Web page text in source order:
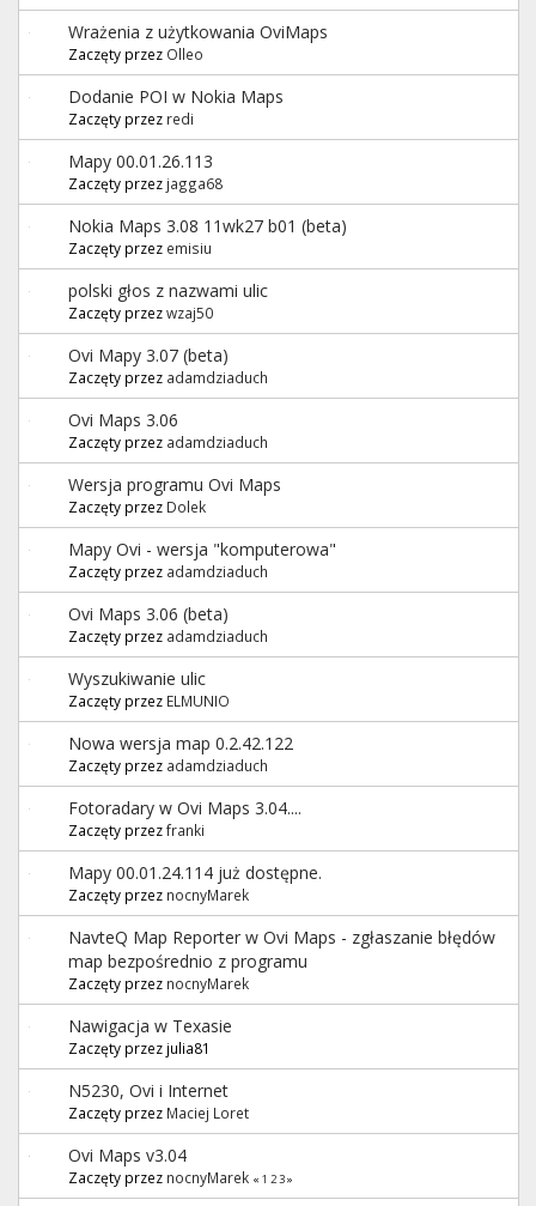
Wrażenia z użytkowania OviMaps
Zaczęty przez Olleo
Dodanie POI w Nokia Maps
Zaczęty przez redi
Mapy 00.01.26.113
Zaczęty przez jagga68
Nokia Maps 3.08 11wk27 b01 (beta)
Zaczęty przez emisiu
polski głos z nazwami ulic
Zaczęty przezwzaj50
Ovi Mapy 3.07 (beta)
Zaczęty przez adamdziaduch
Ovi Maps 3.06
Zaczęty przez adamdziaduch
Wersja programu Ovi Maps
Zaczęty przez Dolek
Mapy Ovi - wersja "komputerowa"
Zaczęty przez adamdziaduch
Ovi Maps 3.06 (beta)
Zaczęty przez adamdziaduch
Wyszukiwanie ulic
Zaczęty przez ELMUNIO
Nowa wersja map 0.2.42.122
Zaczęty przez adamdziaduch
Fotoradary w Ovi Maps 3.04....
Zaczęty przezfranki
Mapy 00.01.24.114 już dostępne.
Zaczęty przez nocnyMarek
NavteQ Map Reporter w Ovi Maps - zgłaszanie błędów
map bezpośrednio z programu
Zaczęty przez nocnyMarek
Nawigacja w Texasie
Zaczęty przez julia81
N5230, Ovi i Internet
Zaczęty przez Maciej Loret
Ovi Maps v3.04
Zaczęty przez nocnyMarek « 1 23»